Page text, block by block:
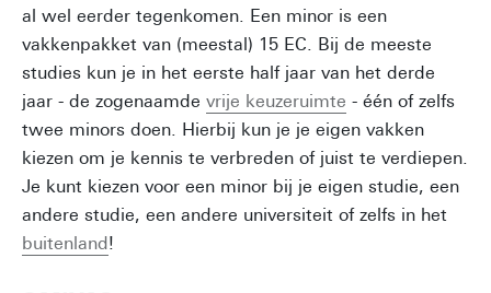
al wel eerder tegenkomen. Een minor is een
vakkenpakket van (meestal) 15 EC. Bij de meeste
studies kun je in het eerste half jaar van het derde
jaar - de zogenaamde vrije keuzeruimte - één of zelfs
twee minors doen. Hierbij kun je je eigen vakken
kiezen om je kennis te verbreden of juist te verdiepen.
Je kunt kiezen voor een minor bij je eigen studie, een
andere studie, een andere universiteit of zelfs in het
buitenland !